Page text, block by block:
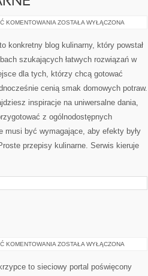
KOMENTOWANIA SZYBKIE
ZOSTAŁA WYŁĄCZONA
konkretny blog kulinarny, który powstał
szukających łatwych rozwiązań w
dla tych, którzy chcą gotować
cenią smak domowych potraw.
inspiracje na uniwersalne dania,
z ogólnodostępnych
musi być wymagające, aby efekty były
przepisy kulinarne. Serwis kieruje
KOMENTOWANIA PODRÓŻ
ZOSTAŁA WYŁĄCZONA
to sieciowy portal poświęcony